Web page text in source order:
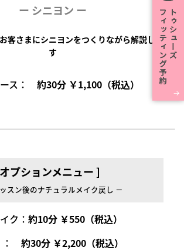
ー シニヨン ー
客さまにシニヨンをつくりながら解説しま
す
ース：約30分 ￥1,100（税込）
プションメニュー ]
スン後のナチュラルメイク戻し －
ク：約10分 ￥550（税込）
：約30分 ￥2,200（税込）